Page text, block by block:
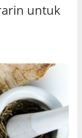
untuk